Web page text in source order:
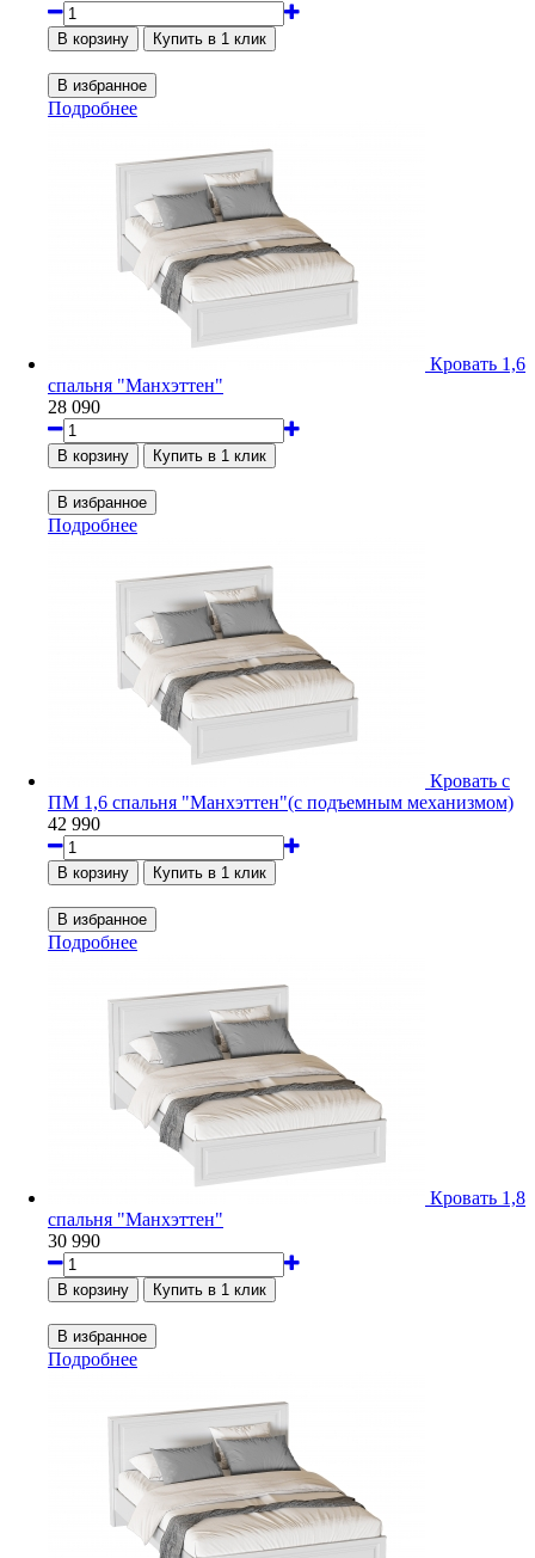
Подробнее
Кровать 1,6
спальня "Манхэттен"
28 090
Подробнее
Кровать с
ПМ 1,6 спальня "Манхэттен"(с подъемным механизмом)
42 990
Подробнее
Кровать 1,8
спальня "Манхэттен"
30 990
Подробнее